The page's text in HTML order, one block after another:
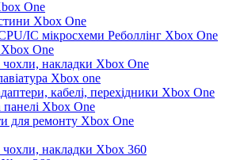
One
Xbox One
IC мікросхеми Реболлінг Xbox One
One
чохли, накладки Xbox One
Xbox one
кабелі, перехідники Xbox One
Xbox One
для ремонту Xbox One
чохли, накладки Xbox 360